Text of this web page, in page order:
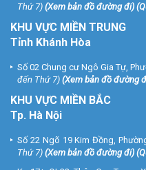
Thứ 7) (Xem bản đồ đường đi)
KHU VỰC MIỀN TRUNG
Tỉnh Khánh Hòa
Số 02 Chung cư Ngô Gia Tự,
đến Thứ 7) (Xem bản đồ đường
KHU VỰC MIỀN BẮC
Tp. Hà Nội
Số 22 Ngõ 19 Kim Đồng,
Thứ 7) (Xem bản đồ đường đi)